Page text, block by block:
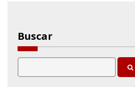
Buscar